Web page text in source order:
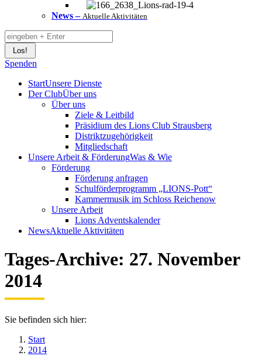
News– Aktuelle Aktivitäten
Search:
Spenden
StartUnsere Dienste
Der ClubÜber uns
Über uns
Ziele & Leitbild
Präsidium des Lions Club Strausberg
Distriktzugehörigkeit
Mitgliedschaft
Unsere Arbeit & FörderungWas & Wie
Förderung
Förderung anfragen
Schulförderprogramm „LIONS-Pott“
Kammermusik im Schloss Reichenow
Unsere Arbeit
Lions Adventskalender
NewsAktuelle Aktivitäten
Tages-Archive: 27. November
2014
Sie befinden sich hier:
Start
2014